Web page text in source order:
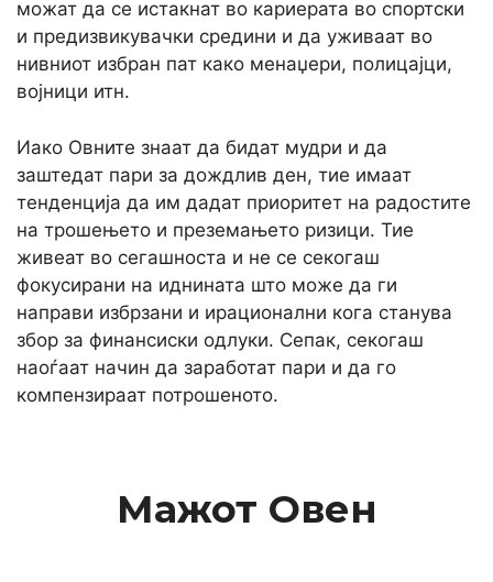
можат да се истакнат во кариерата во спортски
и предизвикувачки средини и да уживаат во
нивниот избран пат како менаџери, полицајци,
војници итн.
Иако Овните знаат да бидат мудри и да
заштедат пари за дождлив ден, тие имаат
тенденција да им дадат приоритет на радостите
на трошењето и преземањето ризици. Тие
живеат во сегашноста и не се секогаш
фокусирани на иднината што може да ги
направи избрзани и ирационални кога станува
збор за финансиски одлуки. Сепак, секогаш
наоѓаат начин да заработат пари и да го
компензираат потрошеното.
Мажот Овен